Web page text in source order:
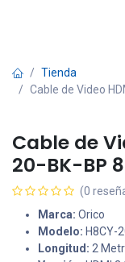
Tienda
Cable de Video
Cable de
20-BK-BP
(0
Marca: Orico
Modelo: H8CY-
Longitud: 2